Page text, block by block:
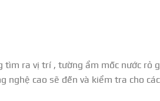
ra vị trí , tường ẩm mốc nước rỏ
nghệ cao sẽ đến và kiểm tra cho